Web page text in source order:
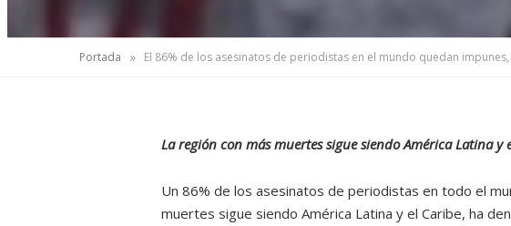
Portada » El 86% de los asesinatos de periodistas en el mundo quedan
La región con más muertes sigue siendo América Latina y
Un 86% de los asesinatos de periodistas en todo el
muertes sigue siendo América Latina y el Caribe, ha